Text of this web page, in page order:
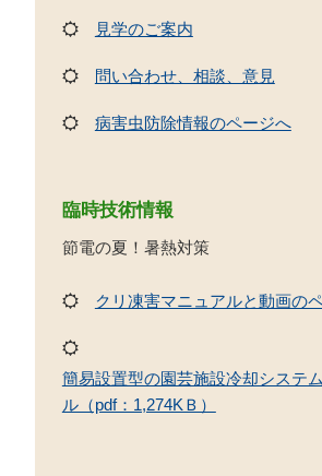
見学のご案内
問い合わせ、相談、意見
病害虫防除情報のページへ
臨時技術情報
節電の夏！暑熱対策
クリ凍害マニュアルと動画の
簡易設置型の園芸施設冷却システ
ル（pdf：1,274KＢ）